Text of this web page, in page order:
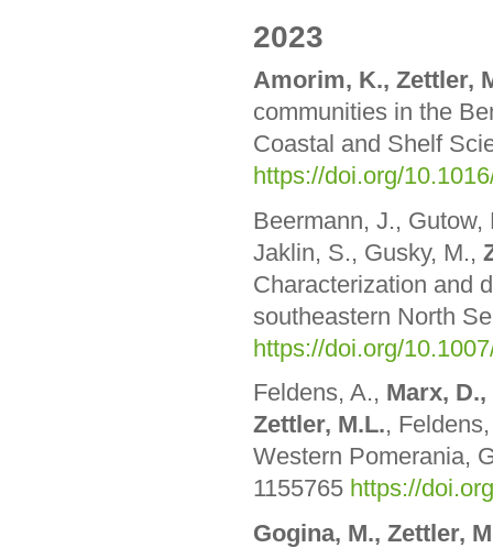
2023
Amorim, K., Zettler,
communities in the
Coastal and Shelf
https://doi.org/
Beermann, J.,
Jaklin, S., Gusky, M.,
Characterization and
southeastern North
https://doi.org/
Feldens, A., Marx,
Zettler, M.L.,
Western Pomerania,
1155765 https://
Gogina, M., Zettler,